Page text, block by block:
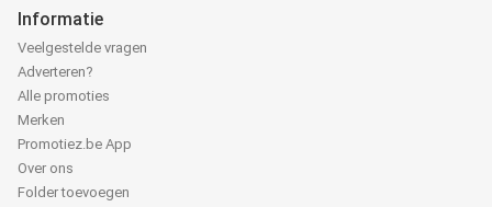
Informatie
Veelgestelde vragen
Adverteren?
Alle promoties
Merken
Promotiez.be App
Over ons
Folder toevoegen